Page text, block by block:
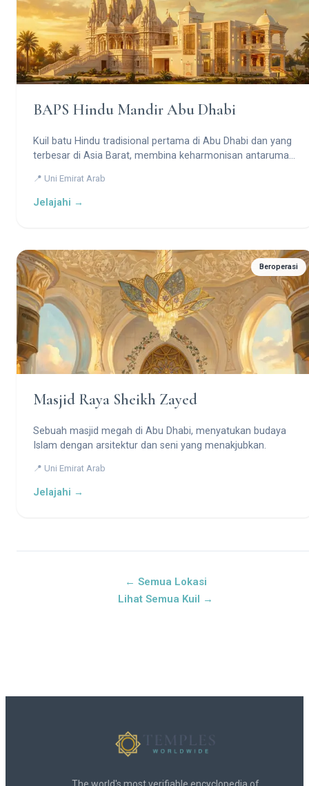
BAPS Hindu Mandir Abu Dhabi
Kuil batu Hindu tradisional pertama di Abu Dhabi dan yang
terbesar di Asia Barat, membina keharmonisan antarumat
📍 Uni Emirat Arab
Jelajahi →
Beroperasi
Masjid Raya Sheikh Zayed
Sebuah masjid megah di Abu Dhabi, menyatukan budaya
Islam dengan arsitektur dan seni yang menakjubkan.
📍 Uni Emirat Arab
Jelajahi →
← Semua Lokasi
Lihat Semua Kuil →